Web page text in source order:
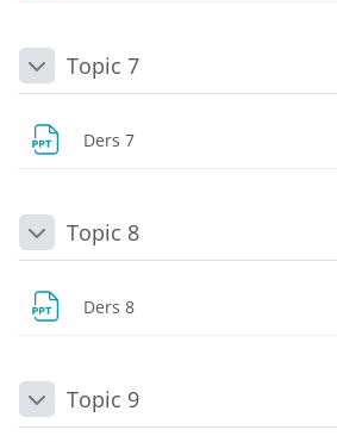
DaraltTopic 7
Ders 7
DaraltTopic 8
Ders 8
DaraltTopic 9